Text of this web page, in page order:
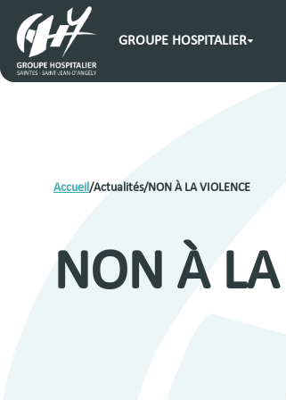
GROUPE HOSPITALIER
Accueil /Actualités/NON À LA VIOLENCE
NON À